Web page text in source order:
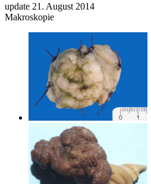
update 21. August 2014
Makroskopie